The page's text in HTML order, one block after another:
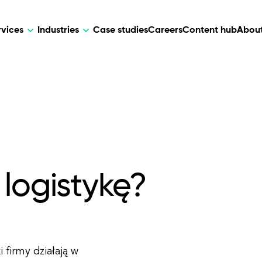
Industries Case studiesCareersContent hub
firmy działają w